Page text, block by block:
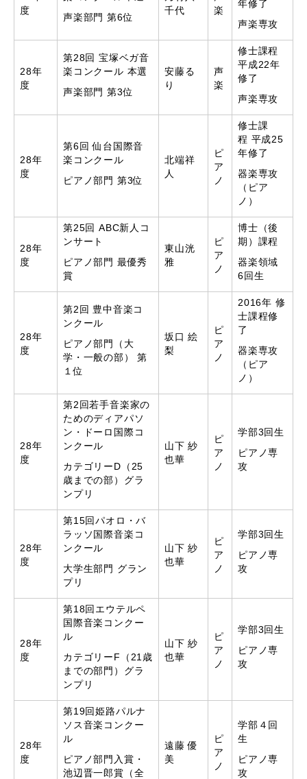
度
声楽部門 第6位
千代
楽
年修了
声楽専攻
28年
度
第28回 宝塚ベガ音
楽コンクール 本選
声楽部門 第3位
安藤る
り
声
楽
修士課程
平成22年
修了
声楽専攻
28年
度
第6回 仙台国際音
楽コンクール
ピアノ部門 第3位
北端祥
人
ピ
ア
ノ
修士課
程 平成25
年修了
器楽専攻
（ピア
ノ）
28年
度
第25回 ABC新人コ
ンサート
ピアノ部門 最優秀
賞
東山洸
雅
ピ
ア
ノ
博士（後
期）課程
器楽領域
6回生
28年
度
第2回 豊中音楽コ
ンクール
ピアノ部門（大
学・一般の部） 第
１位
坂口 絵
梨
ピ
ア
ノ
2016年 修
士課程修
了
器楽専攻
（ピア
ノ）
28年
度
第2回若手音楽家の
ためのディアパソ
ン・ドーロ国際コ
ンクール
カテゴリーD（25
歳までの部）グラ
ンプリ
山下 紗
也華
ピ
ア
ノ
学部3回生
ピアノ専
攻
28年
度
第15回パオロ・バ
ラッソ国際音楽コ
ンクール
大学生部門 グラン
プリ
山下 紗
也華
ピ
ア
ノ
学部3回生
ピアノ専
攻
28年
度
第18回エウテルペ
国際音楽コンクー
ル
カテゴリーF（21歳
までの部門）グラ
ンプリ
山下 紗
也華
ピ
ア
ノ
学部3回生
ピアノ専
攻
28年
度
第19回姫路パルナ
ソス音楽コンクー
ル
ピアノ部門入賞・
池辺晋一郎賞（全
遠藤 優
美
ピ
ア
ノ
学部４回
生
ピアノ専
攻